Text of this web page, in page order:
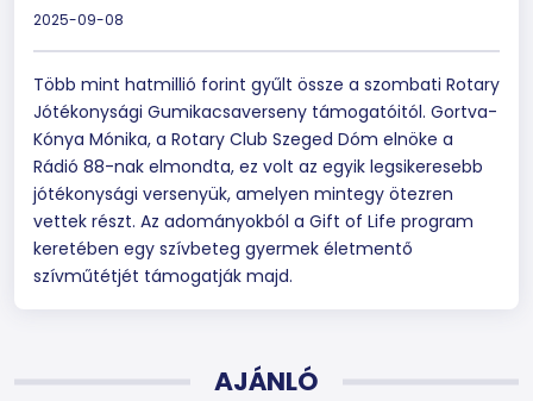
2025-09-08
Több mint hatmillió forint gyűlt össze a szombati Rotary
Jótékonysági Gumikacsaverseny támogatóitól. Gortva-
Kónya Mónika, a Rotary Club Szeged Dóm elnöke a
Rádió 88-nak elmondta, ez volt az egyik legsikeresebb
jótékonysági versenyük, amelyen mintegy ötezren
vettek részt. Az adományokból a Gift of Life program
keretében egy szívbeteg gyermek életmentő
szívműtétjét támogatják majd.
AJÁNLÓ